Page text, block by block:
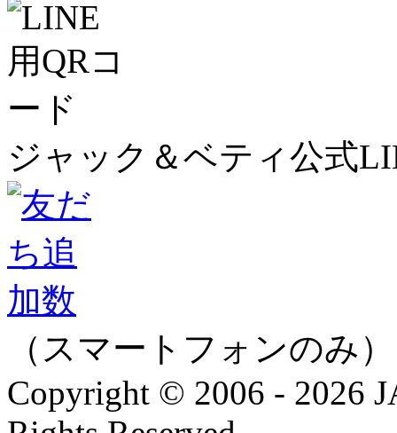
ジャック＆ベティ公式
（スマートフォンのみ）
Copyright © 2006 - 2026